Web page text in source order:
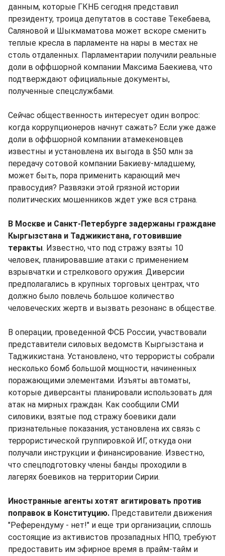
данным, которые ГКНБ сегодня представил
президенту, троица депутатов в составе Текебаева,
Саляновой и Шыкмаматова может вскоре сменить
теплые кресла в парламенте на нары в местах не
столь отдаленных. Парламентарии получили реальные
доли в оффшорной компании Максима Баекиева, что
подтверждают официальные документы,
полученные спецслужбами.
Сейчас общественность интересует один вопрос:
когда коррупционеров начнут сажать? Если уже даже
доли в оффшорной компании атамекеновцев
известны и установлена их выгода в $50 млн за
передачу сотовой компании Бакиеву-младшему,
может быть, пора применить карающий меч
правосудия? Развязки этой грязной истории
политических мошенников ждет уже вся страна.
В Москве и Санкт-Петербурге задержаны граждане
Кыргызстана и Таджикистана, готовившие
теракты. Известно, что под стражу взяты 10
человек, планировавшие атаки с применением
взрывчатки и стрелкового оружия. Диверсии
предполагались в крупных торговых центрах, что
должно было повлечь большое количество
человеческих жертв и вызвать резонанс в обществе.
В операции, проведенной ФСБ России, участвовали
представители силовых ведомств Кыргызстана и
Таджикистана. Установлено, что террористы собрали
несколько бомб большой мощности, начиненных
поражающими элементами. Изъяты автоматы,
которые диверсанты планировали использовать для
атак на мирных граждан. Как сообщили СМИ
силовики, взятые под стражу боевики дали
признательные показания, установлена их связь с
террористической группировкой ИГ, откуда они
получали инструкции и финансирование. Известно,
что спецподготовку члены банды проходили в
лагерях боевиков на территории Сирии.
Иностранные агенты хотят агитировать против
поправок в Конституцию. Представители движения
"Референдуму - нет!" и еще три организации, сплошь
состоящие из активистов прозападных НПО, требуют
предоставить им эфирное время в прайм-тайм и